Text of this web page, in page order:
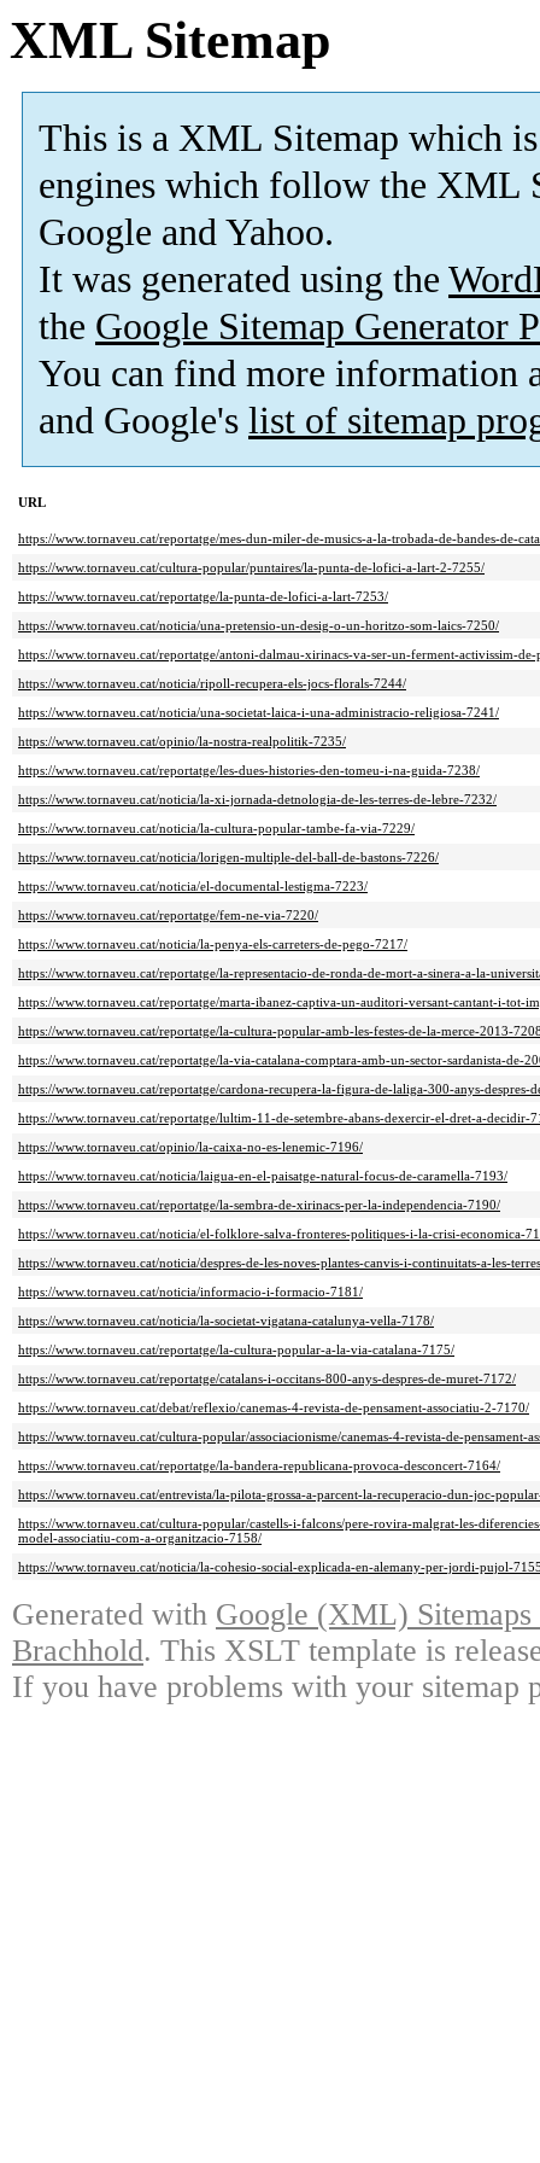
XML Sitemap
This is a XML Sitemap which is
engines which follow the XML
Google and Yahoo.
It was generated using the
the Google Sitemap Generator
You can find more information
and Google's list of sitemap
URL
https://www.tornaveu.cat/reportatge/mes-dun-miler-de-musics-a-la-trobada-de-bandes-de-
https://www.tornaveu.cat/cultura-popular/puntaires/la-punta-de-lofici-a-lart-2-7255/
https://www.tornaveu.cat/reportatge/la-punta-de-lofici-a-lart-7253/
https://www.tornaveu.cat/noticia/una-pretensio-un-desig-o-un-horitzo-som-laics-7250/
https://www.tornaveu.cat/reportatge/antoni-dalmau-xirinacs-va-ser-un-ferment-activissim-de-
https://www.tornaveu.cat/noticia/ripoll-recupera-els-jocs-florals-7244/
https://www.tornaveu.cat/noticia/una-societat-laica-i-una-administracio-religiosa-7241/
https://www.tornaveu.cat/opinio/la-nostra-realpolitik-7235/
https://www.tornaveu.cat/reportatge/les-dues-histories-den-tomeu-i-na-guida-7238/
https://www.tornaveu.cat/noticia/la-xi-jornada-detnologia-de-les-terres-de-lebre-7232/
https://www.tornaveu.cat/noticia/la-cultura-popular-tambe-fa-via-7229/
https://www.tornaveu.cat/noticia/lorigen-multiple-del-ball-de-bastons-7226/
https://www.tornaveu.cat/noticia/el-documental-lestigma-7223/
https://www.tornaveu.cat/reportatge/fem-ne-via-7220/
https://www.tornaveu.cat/noticia/la-penya-els-carreters-de-pego-7217/
https://www.tornaveu.cat/reportatge/la-representacio-de-ronda-de-mort-a-sinera-a-la-
https://www.tornaveu.cat/reportatge/marta-ibanez-captiva-un-auditori-versant-cantant-i-tot-
https://www.tornaveu.cat/reportatge/la-cultura-popular-amb-les-festes-de-la-merce-2013-
https://www.tornaveu.cat/reportatge/la-via-catalana-comptara-amb-un-sector-sardanista-de-
https://www.tornaveu.cat/reportatge/cardona-recupera-la-figura-de-laliga-300-anys-despres-
https://www.tornaveu.cat/reportatge/lultim-11-de-setembre-abans-dexercir-el-dret-a-decidir-
https://www.tornaveu.cat/opinio/la-caixa-no-es-lenemic-7196/
https://www.tornaveu.cat/noticia/laigua-en-el-paisatge-natural-focus-de-caramella-7193/
https://www.tornaveu.cat/reportatge/la-sembra-de-xirinacs-per-la-independencia-7190/
https://www.tornaveu.cat/noticia/el-folklore-salva-fronteres-politiques-i-la-crisi-economica-
https://www.tornaveu.cat/noticia/despres-de-les-noves-plantes-canvis-i-continuitats-a-les-
https://www.tornaveu.cat/noticia/informacio-i-formacio-7181/
https://www.tornaveu.cat/noticia/la-societat-vigatana-catalunya-vella-7178/
https://www.tornaveu.cat/reportatge/la-cultura-popular-a-la-via-catalana-7175/
https://www.tornaveu.cat/reportatge/catalans-i-occitans-800-anys-despres-de-muret-7172/
https://www.tornaveu.cat/debat/reflexio/canemas-4-revista-de-pensament-associatiu-2-7170/
https://www.tornaveu.cat/cultura-popular/associacionisme/canemas-4-revista-de-pensament-
https://www.tornaveu.cat/reportatge/la-bandera-republicana-provoca-desconcert-7164/
https://www.tornaveu.cat/entrevista/la-pilota-grossa-a-parcent-la-recuperacio-dun-joc-
https://www.tornaveu.cat/cultura-popular/castells-i-falcons/pere-rovira-malgrat-les-
model-associatiu-com-a-organitzacio-7158/
https://www.tornaveu.cat/noticia/la-cohesio-social-explicada-en-alemany-per-jordi-pujol-
Generated with Google (XML)
Brachhold. This XSLT template is
If you have problems with your sitemap